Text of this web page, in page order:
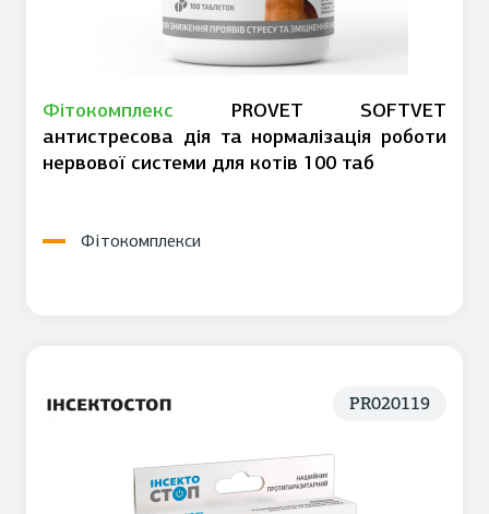
Фітокомплекс PROVET SOFTVET
антистресова дія та нормалізація роботи
нервової системи для котів 100 таб
Фітокомплекси
PR020119